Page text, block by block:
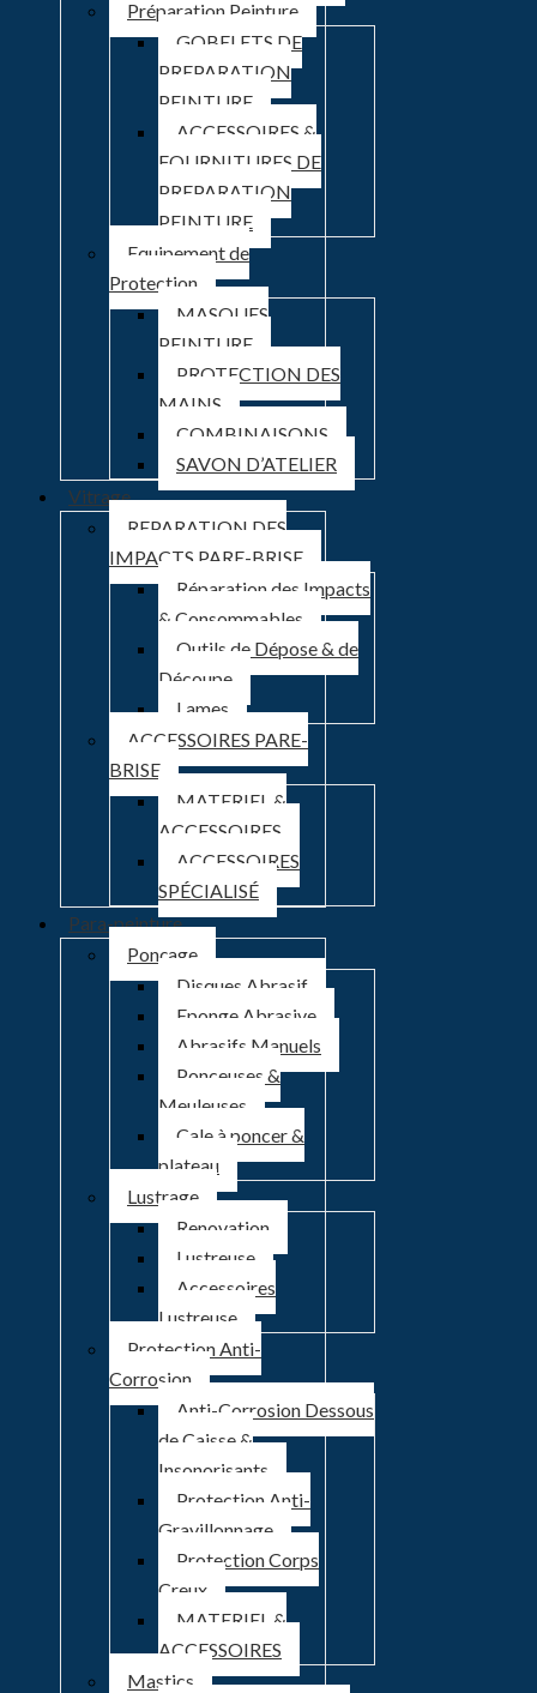
Préparation Peinture
GOBELETS DE
PREPARATION
PEINTURE
ACCESSOIRES &
FOURNITURES DE
PREPARATION
PEINTURE
Equipement de
Protection
MASQUES
PEINTURE
PROTECTION DES
MAINS
COMBINAISONS
SAVON D’ATELIER
Vitrage
REPARATION DES
IMPACTS PARE-BRISE
Réparation des Impacts
& Consommables
Outils de Dépose & de
Découpe
Lames
ACCESSOIRES PARE-
BRISE
MATERIEL &
ACCESSOIRES
ACCESSOIRES
SPÉCIALISÉ
Para-peinture
Ponçage
Disques Abrasif
Eponge Abrasive
Abrasifs Manuels
Ponceuses &
Meuleuses
Cale à poncer &
plateau
Lustrage
Renovation
Lustreuse
Accessoires
Lustreuse
Protection Anti-
Corrosion
Anti-Corrosion Dessous
de Caisse &
Insonorisants
Protection Anti-
Gravillonnage
Protection Corps
Creux
MATERIEL &
ACCESSOIRES
Mastics